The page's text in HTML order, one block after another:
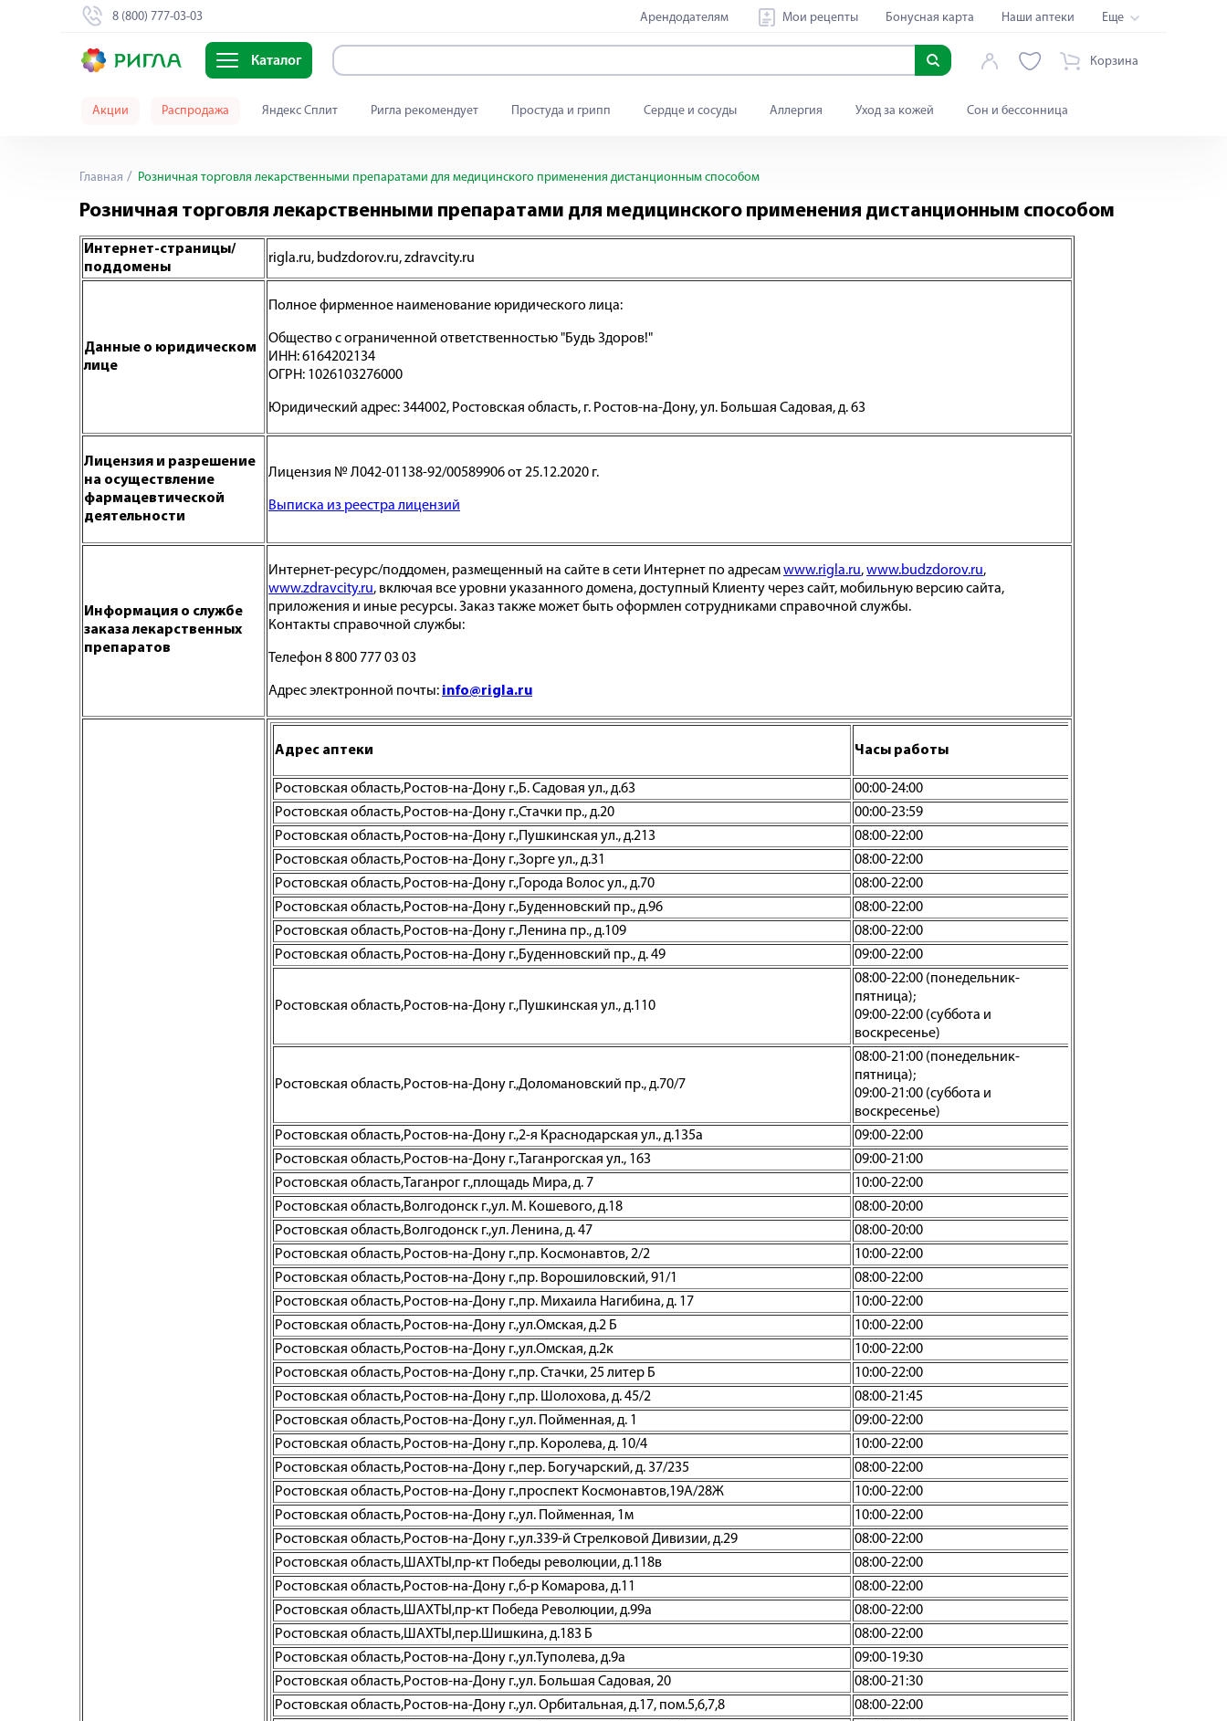
8 (800) 777-03-03 Арендодателям Мои рецепты Бонусная карта Наши аптеки Еще
Каталог Корзина
Акции Распродажа Яндекс Сплит Ригла рекомендует Простуда и грипп Сердце и сосуды Аллергия Уход за кожей Сон и бессонница
Главная Розничная торговля лекарственными препаратами для медицинского применения дистанционным способом
Розничная торговля лекарственными препаратами для медицинского применения дистанционным способом
Интернет-страницы/
поддомены
rigla.ru, budzdorov.ru, zdravcity.ru
Данные о юридическом
лице
Полное фирменное наименование юридического лица:
Общество с ограниченной ответственностью "Будь Здоров!"
ИНН: 6164202134
ОГРН: 1026103276000
Юридический адрес: 344002, Ростовская область, г. Ростов-на-Дону, ул. Большая Садовая, д. 63
Лицензия и разрешение
на осуществление
фармацевтической
деятельности
Лицензия № Л042-01138-92/00589906 от 25.12.2020 г.
Выписка из реестра лицензий
Информация о службе
заказа лекарственных
препаратов
Интернет-ресурс/поддомен, размещенный на сайте в сети Интернет по адресамwww.rigla.ru,www.budzdorov.ru,
www.zdravcity.ru, включая все уровни указанного домена, доступный Клиенту через сайт, мобильную версию сайта,
приложения и иные ресурсы. Заказ также может быть оформлен сотрудниками справочной службы.
Контакты справочной службы:
Телефон 8 800 777 03 03
Адрес электронной почты: info@rigla.ru
Адрес аптеки Часы работы
Ростовская область,Ростов-на-Дону г.,Б. Садовая ул., д.63
00:00-24:00
Ростовская область,Ростов-на-Дону г.,Стачки пр., д.20
00:00-23:59
Ростовская область,Ростов-на-Дону г.,Пушкинская ул., д.213
08:00-22:00
Ростовская область,Ростов-на-Дону г.,Зорге ул., д.31
08:00-22:00
Ростовская область,Ростов-на-Дону г.,Города Волос ул., д.70
08:00-22:00
Ростовская область,Ростов-на-Дону г.,Буденновский пр., д.96
08:00-22:00
Ростовская область,Ростов-на-Дону г.,Ленина пр., д.109
08:00-22:00
Ростовская область,Ростов-на-Дону г.,Буденновский пр., д. 49
09:00-22:00
Ростовская область,Ростов-на-Дону г.,Пушкинская ул., д.110
08:00-22:00 (понедельник-
пятница);
09:00-22:00 (суббота и
воскресенье)
Ростовская область,Ростов-на-Дону г.,Доломановский пр., д.70/7
08:00-21:00 (понедельник-
пятница);
09:00-21:00 (суббота и
воскресенье)
Ростовская область,Ростов-на-Дону г.,2-я Краснодарская ул., д.135а
09:00-22:00
Ростовская область,Ростов-на-Дону г.,Таганрогская ул., 163
09:00-21:00
Ростовская область,Таганрог г.,площадь Мира, д. 7
10:00-22:00
Ростовская область,Волгодонск г.,ул. М. Кошевого, д.18
08:00-20:00
Ростовская область,Волгодонск г.,ул. Ленина, д. 47
08:00-20:00
Ростовская область,Ростов-на-Дону г.,пр. Космонавтов, 2/2
10:00-22:00
Ростовская область,Ростов-на-Дону г.,пр. Ворошиловский, 91/1
08:00-22:00
Ростовская область,Ростов-на-Дону г.,пр. Михаила Нагибина, д. 17
10:00-22:00
Ростовская область,Ростов-на-Дону г.,ул.Омская, д.2 Б
10:00-22:00
Ростовская область,Ростов-на-Дону г.,ул.Омская, д.2к
10:00-22:00
Ростовская область,Ростов-на-Дону г.,пр. Стачки, 25 литер Б
10:00-22:00
Ростовская область,Ростов-на-Дону г.,пр. Шолохова, д. 45/2
08:00-21:45
Ростовская область,Ростов-на-Дону г.,ул. Пойменная, д. 1
09:00-22:00
Ростовская область,Ростов-на-Дону г.,пр. Королева, д. 10/4
10:00-22:00
Ростовская область,Ростов-на-Дону г.,пер. Богучарский, д. 37/235
08:00-22:00
Ростовская область,Ростов-на-Дону г.,проспект Космонавтов,19А/28Ж
10:00-22:00
Ростовская область,Ростов-на-Дону г.,ул. Пойменная, 1м
10:00-22:00
Ростовская область,Ростов-на-Дону г.,ул.339-й Стрелковой Дивизии, д.29
08:00-22:00
Ростовская область,ШАХТЫ,пр-кт Победы революции, д.118в
08:00-22:00
Ростовская область,Ростов-на-Дону г.,б-р Комарова, д.11
08:00-22:00
Ростовская область,ШАХТЫ,пр-кт Победа Революции, д.99а
08:00-22:00
Ростовская область,ШАХТЫ,пер.Шишкина, д.183 Б
08:00-22:00
Ростовская область,Ростов-на-Дону г.,ул.Туполева, д.9а
09:00-19:30
Ростовская область,Ростов-на-Дону г.,ул. Большая Садовая, 20
08:00-21:30
Ростовская область,Ростов-на-Дону г.,ул. Орбитальная, д.17, пом.5,6,7,8
08:00-22:00